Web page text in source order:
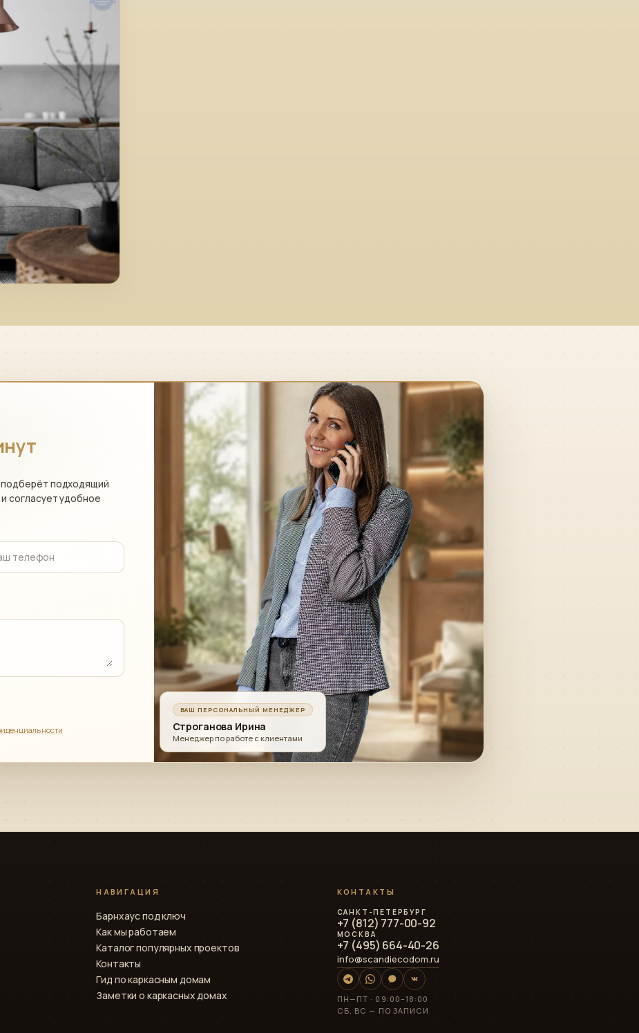
подходящий
согласует удобное
телефон
ВАШ ПЕРСОНАЛЬНЫЙ МЕНЕДЖЕР
Строганова Ирина
Менеджер по работе с клиентами
НАВИГАЦИЯ
Барнхаус под ключ
Как мы работаем
Каталог популярных проектов
Контакты
Гид по каркасным домам
Заметки о каркасных домах
КОНТАКТЫ
САНКТ-ПЕТЕРБУРГ
+7 (812) 777-00-92
МОСКВА
+7 (495) 664-40-26
info@scandiecodom.ru
ПН—ПТ · 09:00–18:00
СБ, ВС — ПО ЗАПИСИ
ипотеке
Telegram
Быстрый ответ
WhatsApp